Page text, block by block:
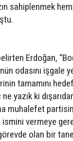
sahiplenmek
Erdoğan,
odasını işgale
tamamını
yazık ki
muhalefet
ismini vermeye
olan bir